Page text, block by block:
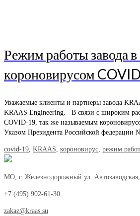
Режим работы завода в
короновирусом
Уважаемые клиенты и партнеры завода
KRAAS Engineering. В связи с широким
COVID-19, так же называемым
Указом Президента Российской федерации
covid-19 KRAAS короновирус режим
МО, г. Железнодорожный ул.
+7 (495) 902-61-30
zakaz@kraas.su